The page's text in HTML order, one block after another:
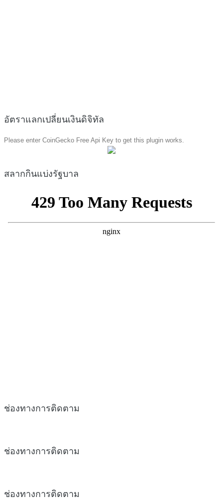
อัตราแลกเปลี่ยนเงินดิจิทัล
Please enter CoinGecko Free Api Key to get this plugin works.
สลากกินแบ่งรัฐบาล
ช่องทางการติดตาม
ช่องทางการติดตาม
ช่องทางการติดตาม